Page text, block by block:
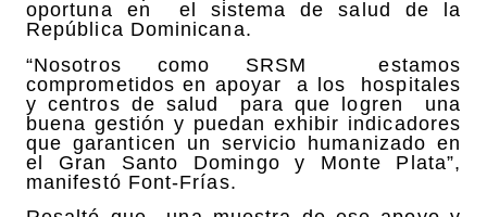
oportuna en el sistema de salud de la
República Dominicana.
“Nosotros como SRSM estamos
comprometidos en apoyar a los hospitales
y centros de salud para que logren una
buena gestión y puedan exhibir indicadores
que garanticen un servicio humanizado en
el Gran Santo Domingo y Monte Plata”,
manifestó Font-Frías.